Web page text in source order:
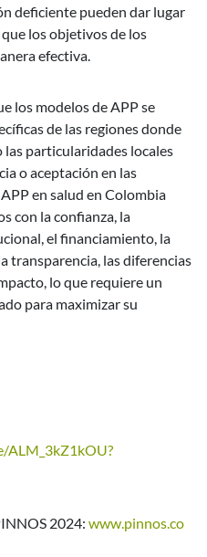
deficiente pueden dar lugar
los objetivos de los
efectiva.
los modelos de APP se
de las regiones donde
particularidades locales
o aceptación en las
en salud en Colombia
con la confianza, la
el financiamiento, la
transparencia, las diferencias
lo que requiere un
para maximizar su
ALM_3kZ1kOU?
2024: www.pinnos.co